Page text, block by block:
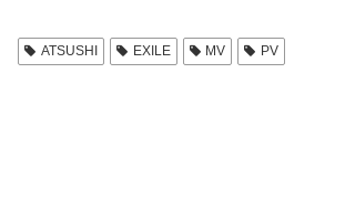
ATSUSHI EXILE MV PV